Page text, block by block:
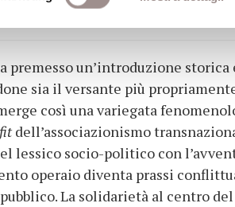
premesso un’introduzione storica
sia il versante più
così una variegata
dell’associazionismo
lessico socio-politico con
operaio diventa prassi
La solidarietà al centro